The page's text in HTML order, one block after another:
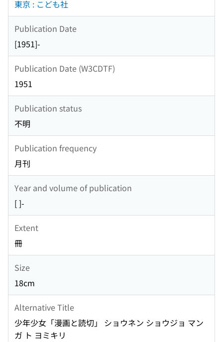
東京 : こども社
Publication Date
[1951]-
Publication Date (W3CDTF)
1951
Publication status
不明
Publication frequency
月刊
Year and volume of publication
[ ]-
Extent
冊
Size
18cm
Alternative Title
少年少女「漫画と読切」 ショウネン ショウジョ マン
ガ ト ヨミキリ